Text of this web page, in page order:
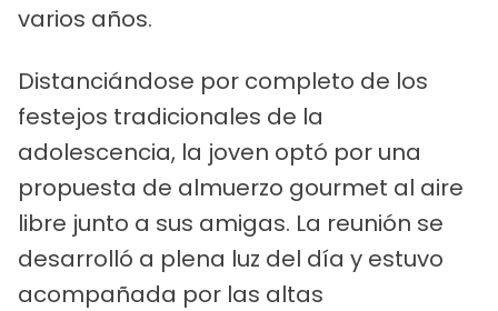
varios años.
Distanciándose por completo de los
festejos tradicionales de la
adolescencia, la joven optó por una
propuesta de almuerzo gourmet al aire
libre junto a sus amigas. La reunión se
desarrolló a plena luz del día y estuvo
acompañada por las altas